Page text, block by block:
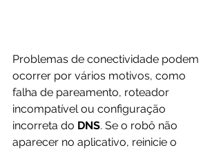
Problemas de conectividade podem
ocorrer por vários motivos, como
falha de pareamento, roteador
incompatível ou configuração
incorreta do DNS. Se o robô não
aparecer no aplicativo, reinicie o